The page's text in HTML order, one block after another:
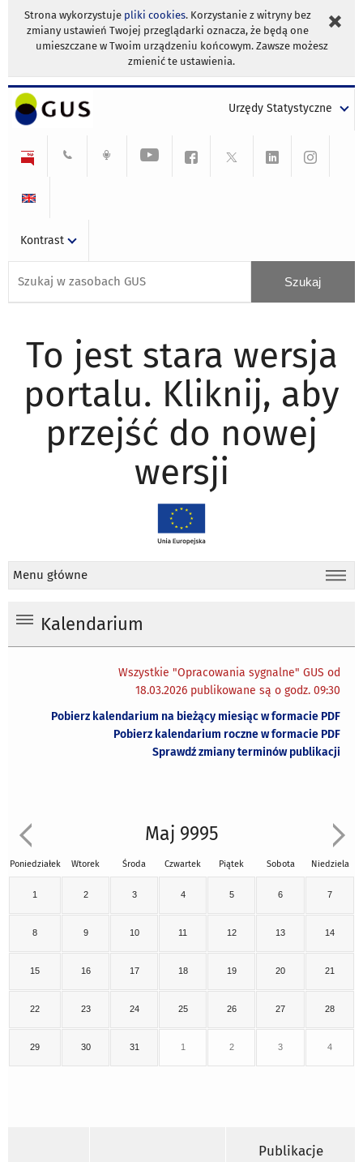
Strona wykorzystuje pliki cookies. Korzystanie z witryny bez
zmiany ustawień Twojej przeglądarki oznacza, że będą one
umieszczane w Twoim urządzeniu końcowym. Zawsze możesz
zmienić te ustawienia.
Urzędy Statystyczne
Kontrast
To jest stara wersja
portalu. Kliknij, aby
przejść do nowej
wersji
Menu główne
Kalendarium
Wszystkie "Opracowania sygnalne" GUS od
18.03.2026 publikowane są o godz. 09:30
Pobierz kalendarium na bieżący miesiąc w formacie PDF
Pobierz kalendarium roczne w formacie PDF
Sprawdź zmiany terminów publikacji
Maj 9995
Poniedziałek Wtorek Środa Czwartek Piątek Sobota Niedziela
1 2 3 4 5 6 7
8 9 10 11 12 13 14
15 16 17 18 19 20 21
22 23 24 25 26 27 28
29 30 31 1 2 3 4
Publikacje